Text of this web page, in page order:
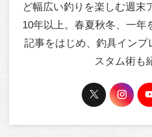
ど幅広い釣りを楽しむ週末
10年以上。春夏秋冬、一年
記事をはじめ、釣具インプ
スタム術も